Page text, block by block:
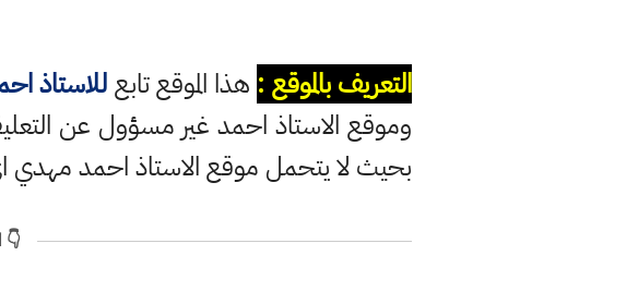
التعريف بالموقع : هذا الموقع تابعللاستاذ
وموقع الاستاذ احمد غير مسؤول عن
بحيث لا يتحمل موقع الاستاذ احمد مهدي
👇